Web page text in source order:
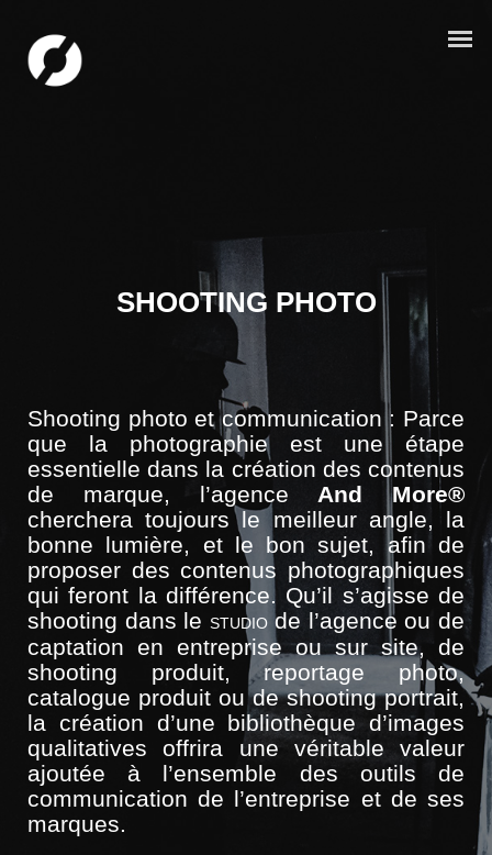
SHOOTING PHOTO
Shooting photo et communication : Parce
que la photographie est une étape
essentielle dans la création des contenus
de marque, l’agenceAnd More®
cherchera toujours le meilleur angle, la
bonne lumière, et le bon sujet, afin de
proposer des contenus photographiques
qui feront la différence. Qu’il s’agisse de
shooting dans le STUDIOde l’agence ou de
captation en entreprise ou sur site, de
shooting produit, reportage photo,
catalogue produit oude shooting portrait,
la création d’une bibliothèque d’images
qualitatives offrira une véritable valeur
ajoutée à l’ensemble des outils de
communication de l’entreprise et de ses
marques.